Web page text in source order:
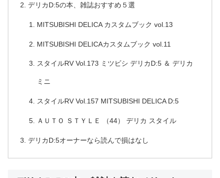
デリカD:5の本、雑誌おすすめ５選
MITSUBISHI DELICA カスタムブック vol.13
MITSUBISHI DELICAカスタムブック vol.11
スタイルRV Vol.173 ミツビシ デリカD:5 ＆ デリカ
ミニ
スタイルRV Vol.157 MITSUBISHI DELICA D:5
ＡＵＴＯ ＳＴＹＬＥ （44） デリカ スタイル
デリカD:5オーナーなら読んで損はなし